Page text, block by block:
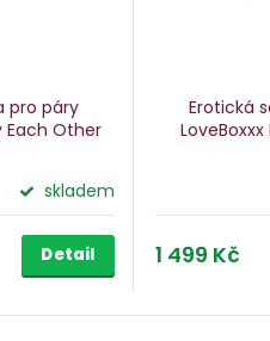
pro páry
Each Other
skladem
Detail
Erotická
1 499 Kč